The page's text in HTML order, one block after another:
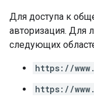
Для доступа к
авторизация. Для
следующих
https://
https://